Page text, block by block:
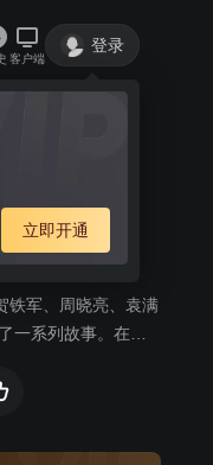
客户端
登录
立即开通
铁军、周晓亮、袁满
一系列故事。在同
聚首，还邂逅了从